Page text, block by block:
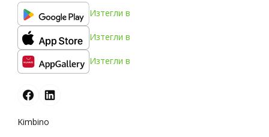
Изтегли в
Изтегли в
Изтегли в
Kimbino